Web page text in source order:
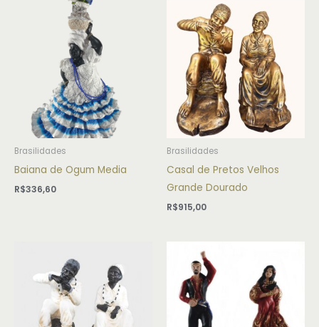
Brasilidades
Baiana de Ogum Media
R$336,60
Brasilidades
Casal de Pretos Velhos
Grande Dourado
R$915,00